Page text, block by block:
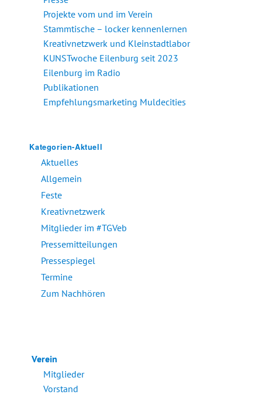
Projekte vom und im Verein
Stammtische – locker kennenlernen
Kreativnetzwerk und Kleinstadtlabor
KUNSTwoche Eilenburg seit 2023
Eilenburg im Radio
Publikationen
Empfehlungsmarketing Muldecities
Kategorien-Aktuell
Aktuelles
Allgemein
Feste
Kreativnetzwerk
Mitglieder im #TGVeb
Pressemitteilungen
Pressespiegel
Termine
Zum Nachhören
Verein
Mitglieder
Vorstand